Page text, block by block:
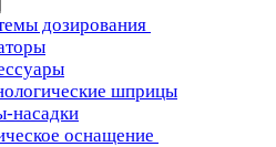
дозирования
шприцы
насадки
оснащение